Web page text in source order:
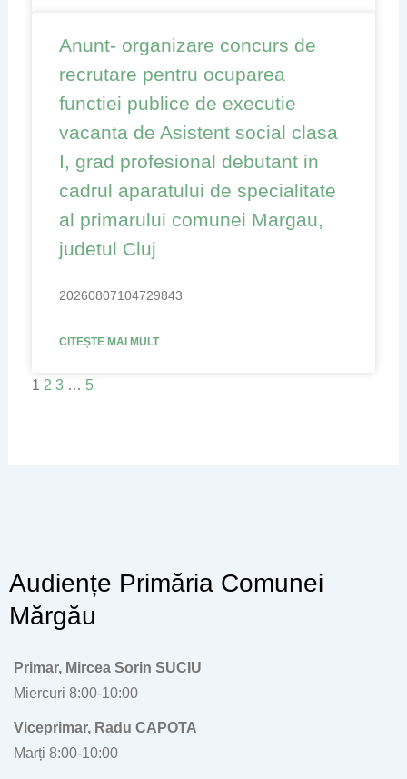
Anunt- organizare concurs de
recrutare pentru ocuparea
functiei publice de executie
vacanta de Asistent social clasa
I, grad profesional debutant in
cadrul aparatului de specialitate
al primarului comunei Margau,
judetul Cluj
20260807104729843
CITEȘTE MAI MULT
1 2 3 … 5
Audiențe Primăria Comunei
Mărgău
Primar, Mircea Sorin SUCIU
Miercuri 8:00-10:00
Viceprimar, Radu CAPOTA
Marți 8:00-10:00